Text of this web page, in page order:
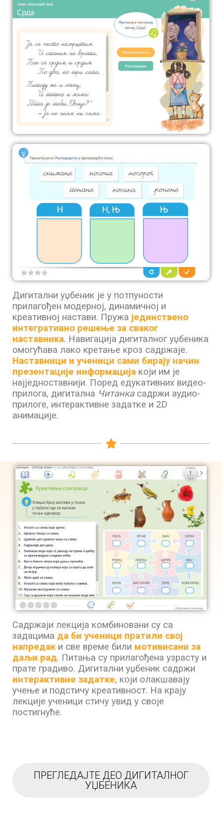
Дигитални уџбеник је у потпуности
прилагођен модерној, динамичној и
креативној настави. Пружа јединствено
интегративно решење за сваког
наставника. Навигација дигиталног уџбеника
омогућава лако кретање кроз садржаје.
Наставници и ученици сами бирају начин
презентације информација који им је
најједноставнији. Поред едукативних видео-
прилога, дигитална Читанка садржи аудио-
прилоге, интерактивне задатке и 2D
aнимације.
Садржаји лекција комбиновани су са
задацима да би ученици пратили свој
напредак и све време били мотивисани за
даљи рад. Питања су прилагођена узрасту и
прате градиво. Дигитални уџбеник садржи
интерактивне задатке, који олакшавају
учење и подстичу креативност. На крају
лекције ученици стичу увид у своје
постигнуће.
ПРЕГЛЕДАЈТЕ ДЕО ДИГИТАЛНОГ
УЏБЕНИКА